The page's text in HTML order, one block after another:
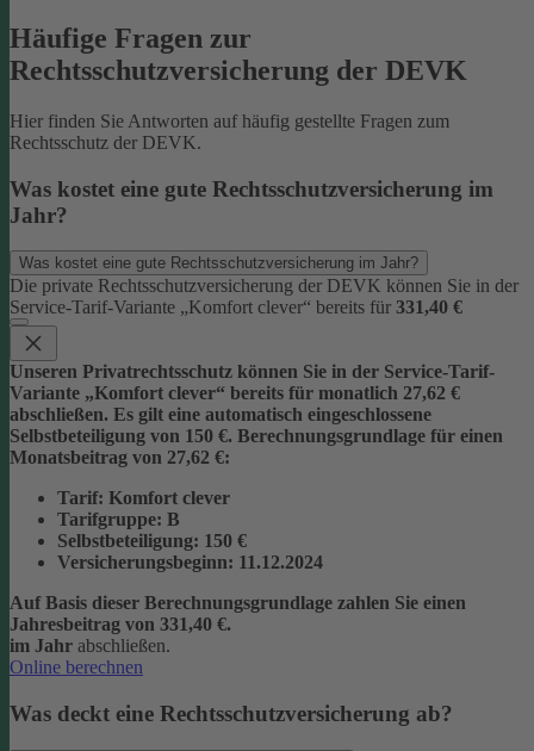
Häufige Fragen zur
Rechtsschutzversicherung der DEVK
Hier finden Sie Antworten auf häufig gestellte Fragen zum
Rechtsschutz der DEVK.
Was kostet eine gute Rechtsschutzversicherung im
Jahr?
Was kostet eine gute Rechtsschutzversicherung im Jahr?
Die private Rechtsschutzversicherung der DEVK können Sie in der
Service-Tarif-Variante „Komfort clever“ bereits für 331,40 €
Unseren Privatrechtsschutz können Sie in der Service-Tarif-
Variante „Komfort clever“ bereits für monatlich 27,62 €
abschließen. Es gilt eine automatisch eingeschlossene
Selbstbeteiligung von 150 €. Berechnungsgrundlage für einen
Monatsbeitrag von 27,62 €:
Tarif: Komfort clever
Tarifgruppe: B
Selbstbeteiligung: 150 €
Versicherungsbeginn: 11.12.2024
Auf Basis dieser Berechnungsgrundlage zahlen Sie einen
Jahresbeitrag von 331,40 €.
im Jahr abschließen.
Online berechnen
Was deckt eine Rechtsschutzversicherung ab?